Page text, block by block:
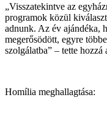
„Visszatekintve az
programok közül
adnunk. Az év ajándéka,
megerősödött, egyre
szolgálatba” – tette hozzá
Homília meghallagtása: